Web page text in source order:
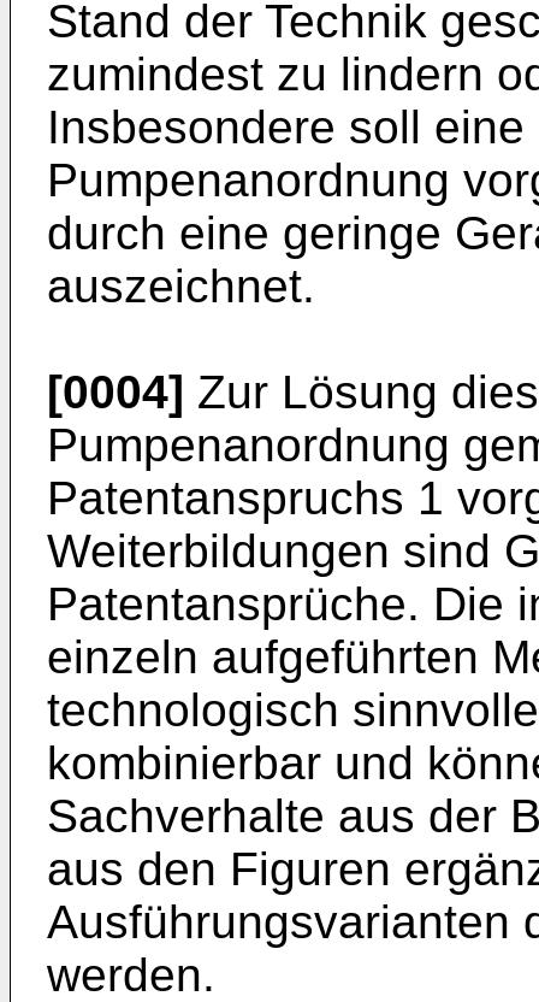
Stand der Technik
zumindest zu lindern
Insbesondere soll
Pumpenanordnung
durch eine geringe
auszeichnet.
[0004] Zur Lösung
Pumpenanordnung
Patentanspruchs 1
Weiterbildungen sind
Patentansprüche. Die
einzeln aufgeführten
technologisch
kombinierbar und
Sachverhalte aus der
aus den Figuren
Ausführungsvarianten
werden.